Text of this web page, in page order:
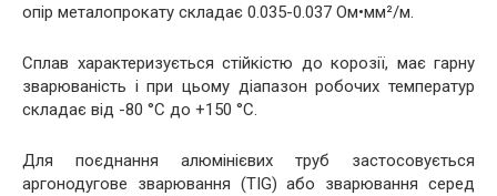
опір металопрокату складає 0.035-0.037 Ом•мм²/м.
Сплав характеризується стійкістю до корозії, має гарну
зварюваність і при цьому діапазон робочих температур
складає від -80 °C до +150 °C.
Для поєднання алюмінієвих труб застосовується
аргонодугове зварювання (TIG) або зварювання серед